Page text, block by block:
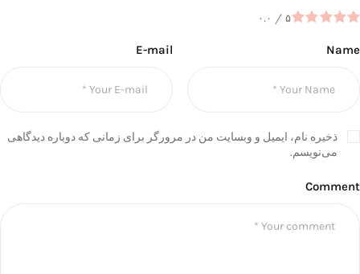
۰.۰ / ۵
Name
E-mail
ذخیره نام، ایمیل و وبسایت من در مرورگر برای زمانی که دوباره دیدگاهی
می‌نویسم.
Comment